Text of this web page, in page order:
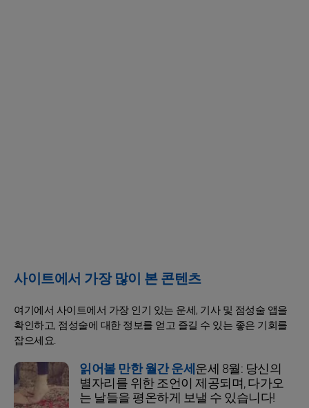
사이트에서 가장 많이 본 콘텐츠
여기에서 사이트에서 가장 인기 있는 운세, 기사 및 점성술 앱을
확인하고, 점성술에 대한 정보를 얻고 즐길 수 있는 좋은 기회를
잡으세요.
읽어볼 만한 월간 운세운세 8월: 당신의
별자리를 위한 조언이 제공되며, 다가오
는 날들을 평온하게 보낼 수 있습니다!